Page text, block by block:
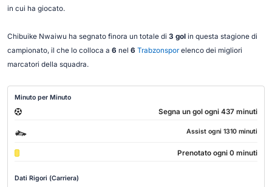
in cui ha giocato.
Chibuike Nwaiwu ha segnato finora un totale di 3 golin questa stagione di
campionato, il che lo colloca a 6 nel 6 Trabzonsporelenco dei migliori
marcatori della squadra.
Minuto per Minuto
Segna un gol ogni 437 minuti
Assist ogni 1310 minuti
Prenotato ogni 0 minuti
Dati Rigori (Carriera)